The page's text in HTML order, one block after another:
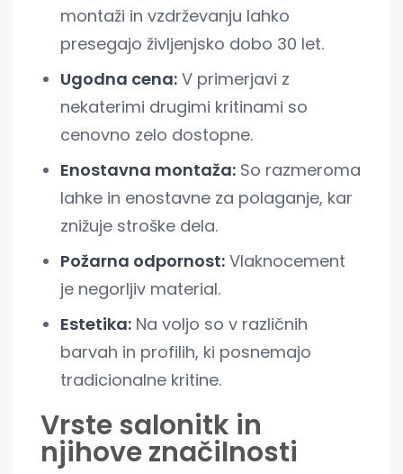
montaži in vzdrževanju lahko
presegajo življenjsko dobo 30 let.
Ugodna cena: V primerjavi z
nekaterimi drugimi kritinami so
cenovno zelo dostopne.
Enostavna montaža: So razmeroma
lahke in enostavne za polaganje, kar
znižuje stroške dela.
Požarna odpornost: Vlaknocement
je negorljiv material.
Estetika: Na voljo so v različnih
barvah in profilih, ki posnemajo
tradicionalne kritine.
Vrste salonitk in
njihove značilnosti